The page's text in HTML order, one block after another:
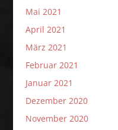
Mai 2021
April 2021
März 2021
Februar 2021
Januar 2021
Dezember 2020
November 2020